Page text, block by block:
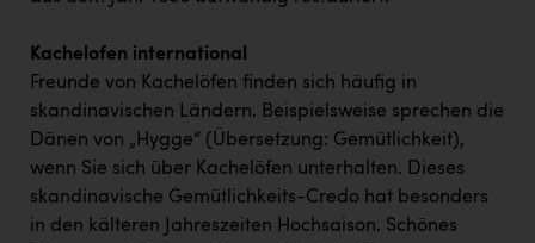
Kachelofen international
Freunde von Kachelöfen finden sich häufig in
skandinavischen Ländern. Beispielsweise sprechen die
Dänen von „Hygge“ (Übersetzung: Gemütlichkeit),
wenn Sie sich über Kachelöfen unterhalten. Dieses
skandinavische Gemütlichkeits-Credo hat besonders
in den kälteren Jahreszeiten Hochsaison. Schönes